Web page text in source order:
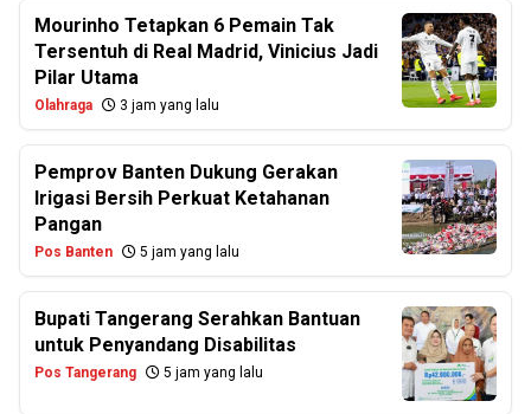
Mourinho Tetapkan 6 Pemain Tak
Tersentuh di Real Madrid, Vinicius Jadi
Pilar Utama
Olahraga 3 jam yang lalu
Pemprov Banten Dukung Gerakan
Irigasi Bersih Perkuat Ketahanan
Pangan
Pos Banten 5 jam yang lalu
Bupati Tangerang Serahkan Bantuan
untuk Penyandang Disabilitas
Pos Tangerang 5 jam yang lalu